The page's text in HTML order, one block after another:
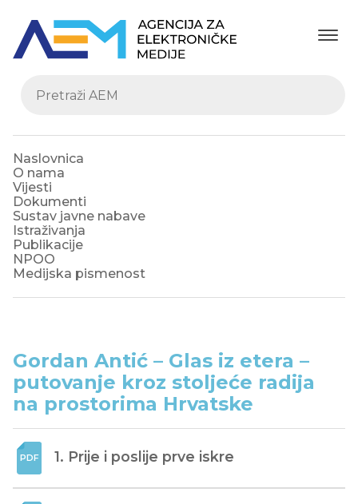
Naslovnica
O nama
Vijesti
Dokumenti
Sustav javne nabave
Istraživanja
Publikacije
NPOO
Medijska pismenost
Gordan Antić – Glas iz etera –
putovanje kroz stoljeće radija
na prostorima Hrvatske
1. Prije i poslije prve iskre